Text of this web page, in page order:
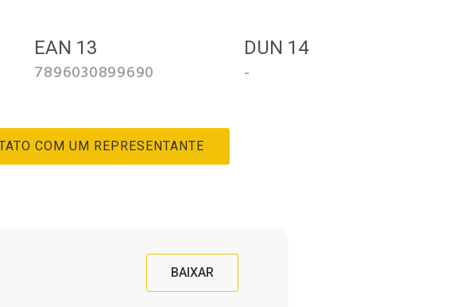
EAN 13
7896030899690
DUN 14
-
COM UM REPRESENTANTE
BAIXAR